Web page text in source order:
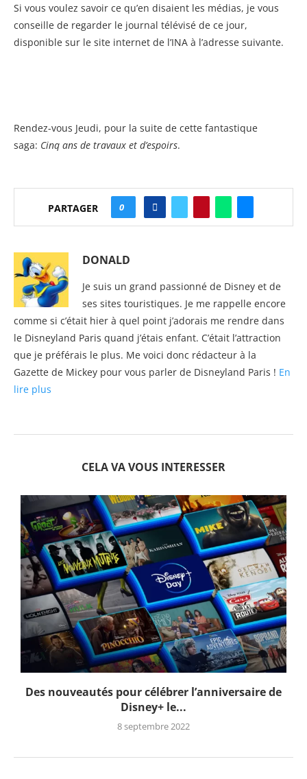
Si vous voulez savoir ce qu’en disaient les médias, je vous
conseille de regarder le journal télévisé de ce jour,
disponible sur le site internet de l’INA à l’adresse suivante.
Rendez-vous Jeudi, pour la suite de cette fantastique
saga: Cinq ans de travaux et d’espoirs.
PARTAGER 0
DONALD
Je suis un grand passionné de Disney et de
ses sites touristiques. Je me rappelle encore
comme si c’était hier à quel point j’adorais me rendre dans
le Disneyland Paris quand j’étais enfant. C’était l’attraction
que je préférais le plus. Me voici donc rédacteur à la
Gazette de Mickey pour vous parler de Disneyland Paris ! En
lire plus
CELA VA VOUS INTERESSER
Des nouveautés pour célébrer l’anniversaire de
Disney+ le...
8 septembre 2022